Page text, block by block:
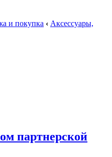
и покупка ‹ Аксессуары,
партнерской